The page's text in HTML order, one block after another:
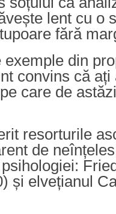
lent cu o
fără
din
convins că ați
care de
resorturile
de
și elvețianul